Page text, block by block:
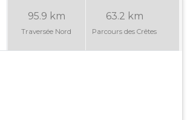
95.9 km
Traversée Nord
63.2 km
Parcours des Crêtes